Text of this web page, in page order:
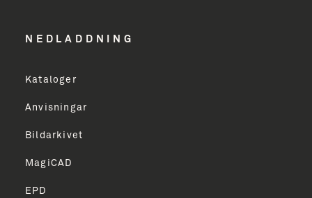
Email Address
NEDLADDNING
Kataloger
Anvisningar
Bildarkivet
MagiCAD
EPD